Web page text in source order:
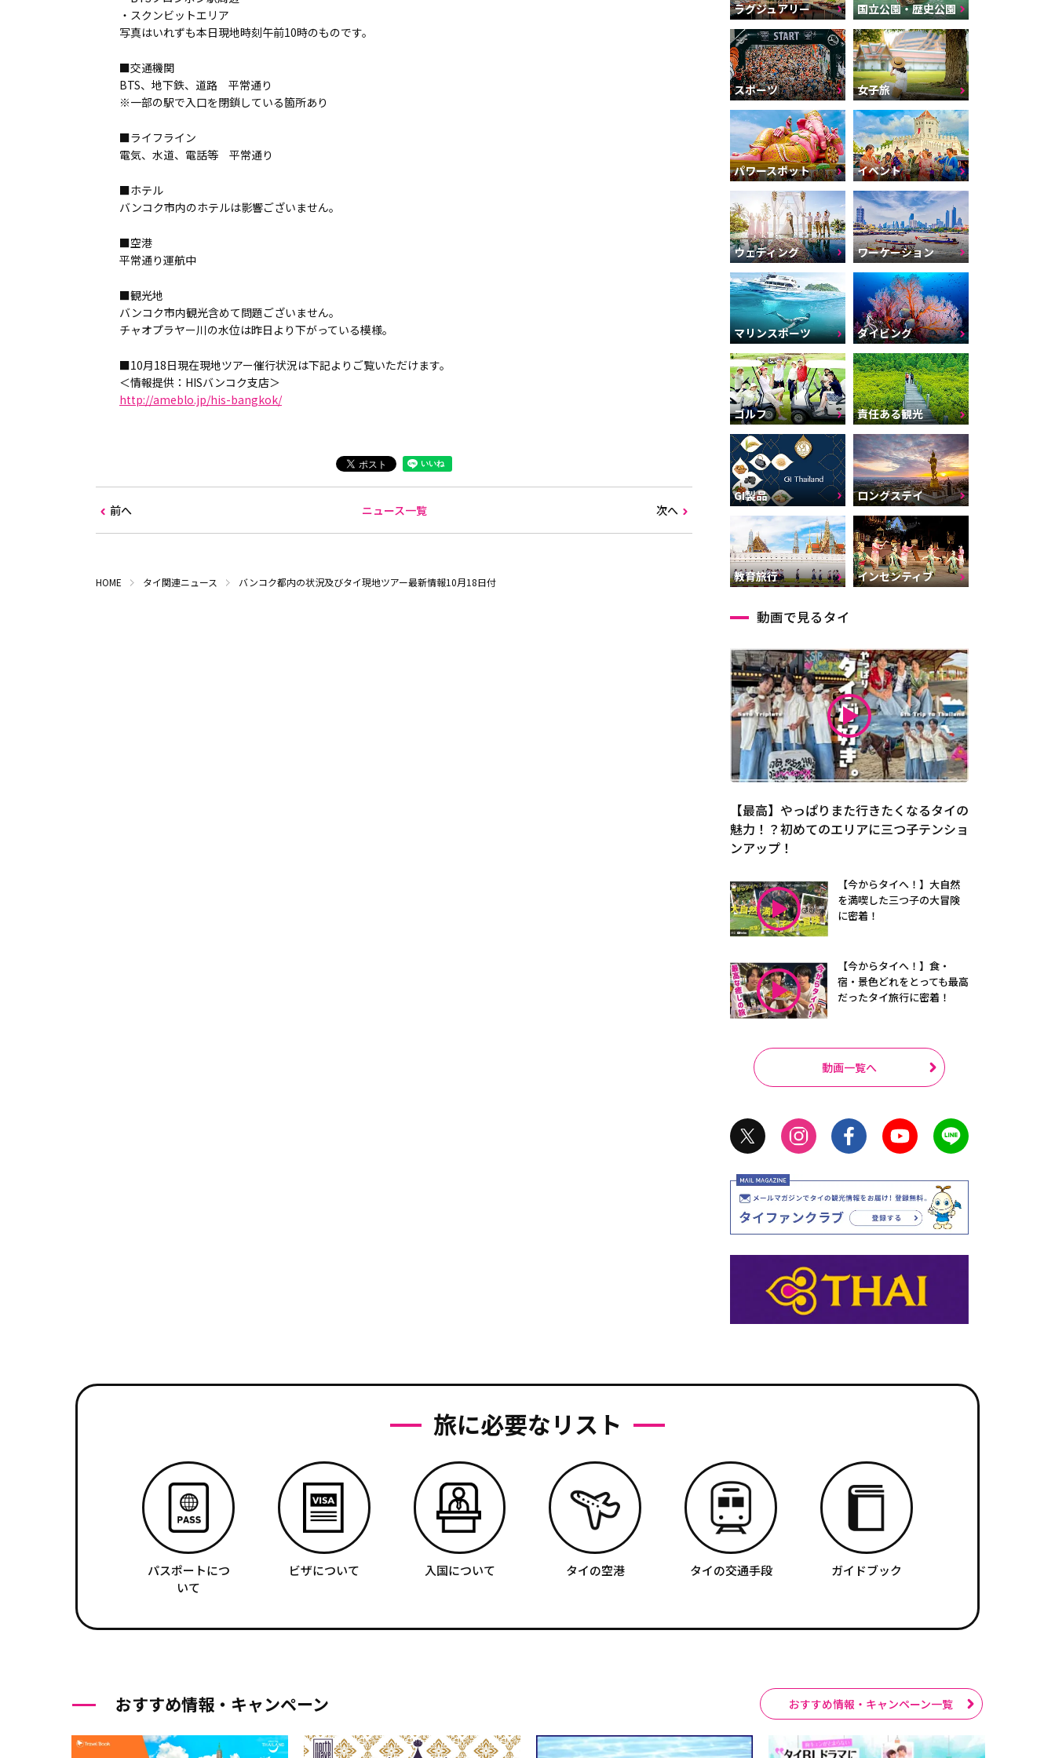
・スクンビットエリア
写真はいれずも本日現地時刻午前10時のものです。
■交通機関
BTS、地下鉄、道路 平常通り
※一部の駅で入口を閉鎖している箇所あり
■ライフライン
電気、水道、電話等 平常通り
■ホテル
バンコク市内のホテルは影響ございません。
■空港
平常通り運航中
■観光地
バンコク市内観光含めて問題ございません。
チャオプラヤー川の水位は昨日より下がっている模様。
■10月18日現在現地ツアー催行状況は下記よりご覧いただけます。
＜情報提供：HISバンコク支店＞
http://ameblo.jp/his-bangkok/
前へ ニュース一覧 次へ
HOME タイ関連ニュース バンコク都内の状況及びタイ現地ツアー最新情報10月18日付
ラグジュアリー 国立公園・歴史公園
スポーツ 女子旅
パワースポット イベント
ウェディング ワーケーション
マリンスポーツ ダイビング
ゴルフ 責任ある観光
GI製品 ロングステイ
教育旅行 インセンティブ
動画で見るタイ
【最高】やっぱりまた行きたくなるタイの
魅力！？初めてのエリアに三つ子テンショ
ンアップ！
【今からタイへ！】大自然
を満喫した三つ子の大冒険
に密着！
【今からタイへ！】食・
宿・景色どれをとっても最高
だったタイ旅行に密着！
動画一覧へ
旅に必要なリスト
パスポートにつ
いて
ビザについて 入国について タイの空港 タイの交通手段 ガイドブック
おすすめ情報・キャンペーン おすすめ情報・キャンペーン一覧